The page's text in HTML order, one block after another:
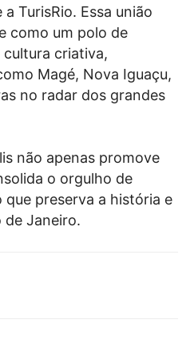
TurisRio. Essa união
como um polo de
criativa,
Magé, Nova Iguaçu,
no radar dos grandes
não apenas promove
o orgulho de
preserva a história e
de Janeiro.